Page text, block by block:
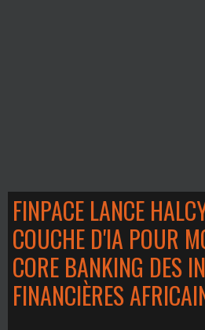
FINPACE LANCE
COUCHE D'IA POUR
CORE BANKING DES
FINANCIÈRES